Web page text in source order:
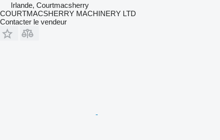
Irlande, Courtmacsherry
COURTMACSHERRY MACHINERY LTD
Contacter le vendeur